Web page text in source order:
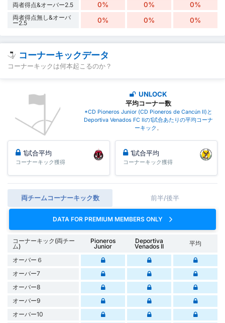
両者得点&オーバー2.5 0% 0% 0%
両者得点無し&オーバ
ー2.5 0% 0% 0%
コーナーキックデータ
コーナーキックは何本起こるのか？
UNLOCK
平均コーナー数
*CD Pioneros Junior (CD Pioneros de Cancún II)と
Deportiva Venados FC IIの1試合あたりの平均コーナ
ーキック 。
1試合平均
コーナーキック獲得
1試合平均
コーナーキック獲得
両チームコーナーキック数 前半/後半
DATA FOR PREMIUM MEMBERS ONLY
コーナーキック(両チー
ム)
Pioneros
Junior
Deportiva
Venados II 平均
オーバー６
オーバー7
オーバー8
オーバー9
オーバー10